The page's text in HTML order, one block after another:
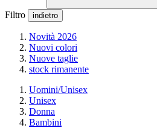
Filtro indietro
Novità 2026
Nuovi colori
Nuove taglie
stock rimanente
Uomini/Unisex
Unisex
Donna
Bambini